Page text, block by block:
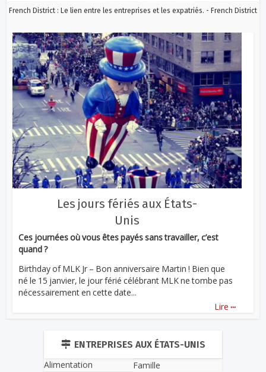
French District : Le lien entre les entreprises et les expatriés. - French District
Les jours fériés aux États-
Unis
Ces journées où vous êtes payés sans travailler, c’est
quand ?
Birthday of MLK Jr – Bon anniversaire Martin ! Bien que
né le 15 janvier, le jour férié célébrant MLK ne tombe pas
nécessairement en cette date...
Lire ...
ENTREPRISES AUX ÉTATS-UNIS
Alimentation
Famille